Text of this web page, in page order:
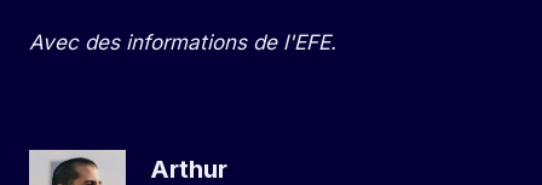
Avec des informations de l'EFE.
Arthur